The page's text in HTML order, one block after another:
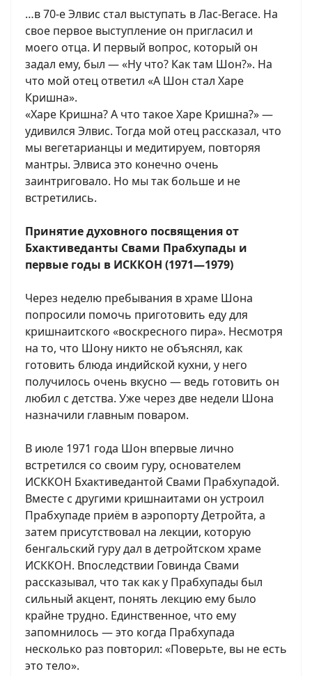
…в 70-е Элвис стал выступать в Лас-Вегасе. На
свое первое выступление он пригласил и
моего отца. И первый вопрос, который он
задал ему, был — «Ну что? Как там Шон?». На
что мой отец ответил «А Шон стал Харе
Кришна».
«Харе Кришна? А что такое Харе Кришна?» —
удивился Элвис. Тогда мой отец рассказал, что
мы вегетарианцы и медитируем, повторяя
мантры. Элвиса это конечно очень
заинтриговало. Но мы так больше и не
встретились.
Принятие духовного посвящения от
Бхактиведанты Свами Прабхупады и
первые годы в ИСККОН (1971—1979)
Через неделю пребывания в храме Шона
попросили помочь приготовить еду для
кришнаитского «воскресного пира». Несмотря
на то, что Шону никто не объяснял, как
готовить блюда индийской кухни, у него
получилось очень вкусно — ведь готовить он
любил с детства. Уже через две недели Шона
назначили главным поваром.
В июле 1971 года Шон впервые лично
встретился со своим гуру, основателем
ИСККОН Бхактиведантой Свами Прабхупадой.
Вместе с другими кришнаитами он устроил
Прабхупаде приём в аэропорту Детройта, а
затем присутствовал на лекции, которую
бенгальский гуру дал в детройтском храме
ИСККОН. Впоследствии Говинда Свами
рассказывал, что так как у Прабхупады был
сильный акцент, понять лекцию ему было
крайне трудно. Единственное, что ему
запомнилось — это когда Прабхупада
несколько раз повторил: «Поверьте, вы не есть
это тело».